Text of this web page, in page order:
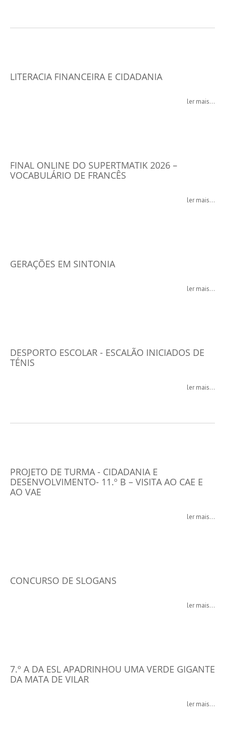
LITERACIA FINANCEIRA E CIDADANIA
ler mais...
FINAL ONLINE DO SUPERTMATIK 2026 –
VOCABULÁRIO DE FRANCÊS
ler mais...
GERAÇÕES EM SINTONIA
ler mais...
DESPORTO ESCOLAR - ESCALÃO INICIADOS DE
TÉNIS
ler mais...
PROJETO DE TURMA - CIDADANIA E
DESENVOLVIMENTO- 11.º B – VISITA AO CAE E
AO VAE
ler mais...
CONCURSO DE SLOGANS
ler mais...
7.º A DA ESL APADRINHOU UMA VERDE GIGANTE
DA MATA DE VILAR
ler mais...